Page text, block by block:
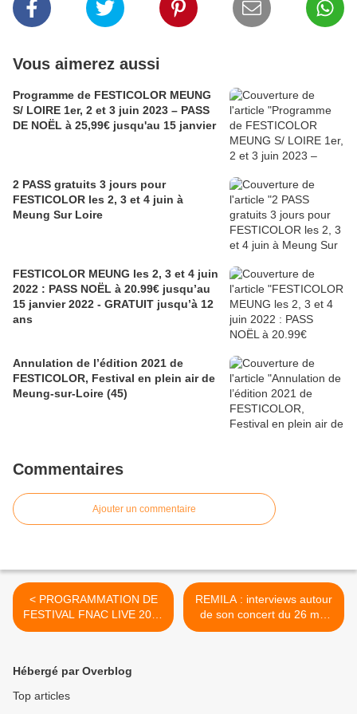
Vous aimerez aussi
Programme de FESTICOLOR MEUNG
S/ LOIRE 1er, 2 et 3 juin 2023 – PASS
DE NOËL à 25,99€ jusqu'au 15 janvier
2 PASS gratuits 3 jours pour
FESTICOLOR les 2, 3 et 4 juin à
Meung Sur Loire
FESTICOLOR MEUNG les 2, 3 et 4 juin
2022 : PASS NOËL à 20.99€ jusqu’au
15 janvier 2022 - GRATUIT jusqu’à 12
ans
Annulation de l’édition 2021 de
FESTICOLOR, Festival en plein air de
Meung-sur-Loire (45)
Commentaires
Ajouter un commentaire
< PROGRAMMATION DE
FESTIVAL FNAC LIVE 2016
GRATUIT du 20 au 23 juillet
REMILA : interviews autour
de son concert du 26 mai
au 15ème FESTICOLOR de
Hébergé par Overblog
Top articles